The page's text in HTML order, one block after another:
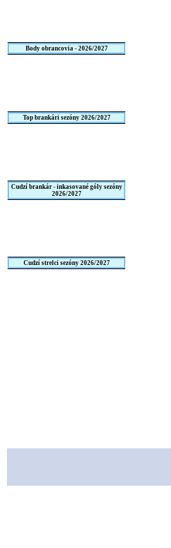
Body obrancovia - 2026/2027
Top brankári sezóny 2026/2027
Cudzí brankár - inkasované góly sezóny
2026/2027
Cudzí strelci sezóny 2026/2027